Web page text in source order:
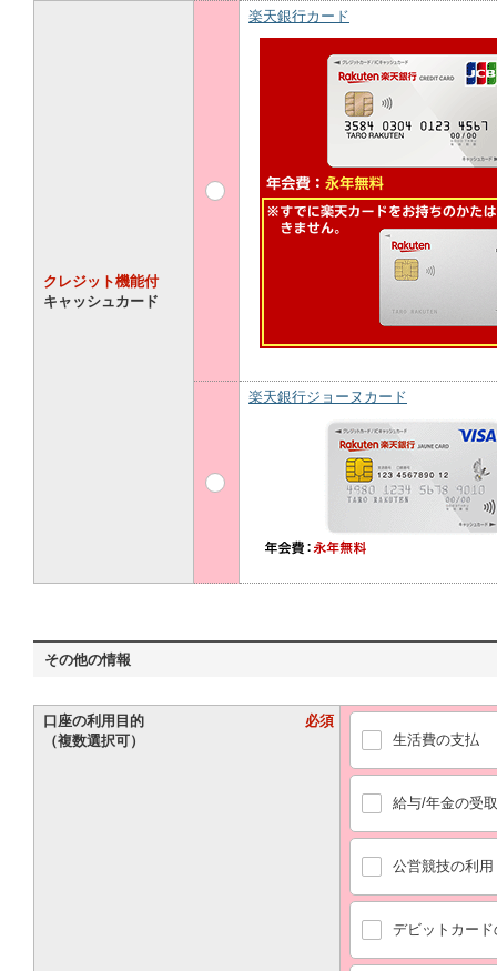
クレジット機能付
キャッシュカード
楽天銀行カード
楽天銀行ジョーヌカード
その他の情報
口座の利用目的
（複数選択可）
必須
生活費の支払
給与/年金の受取
公営競技の利用
デビットカード